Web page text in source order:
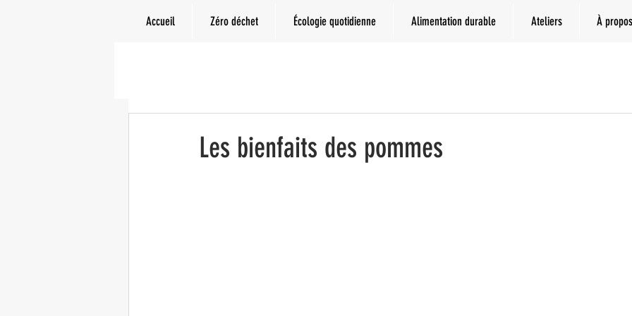
Accueil Zéro déchet Écologie quotidienne Alimentation durable Ateliers À propos
Les bienfaits des pommes